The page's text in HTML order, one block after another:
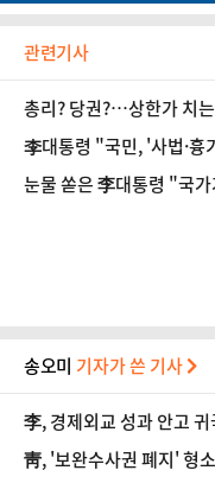
관련기사
총리? 당권?…상한가 치
李대통령 "국민, '사법·
겠다"
눈물 쏟은 李대통령 "국
송오미 기자가 쓴 기사
李, 경제외교 성과 안고
'첩첩산중'
靑, '보완수사권 폐지' 형